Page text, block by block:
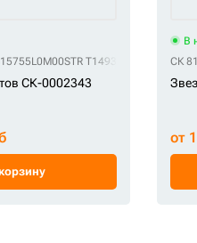
STR T149331 STR T213407
СК-0002343
В
СК
от